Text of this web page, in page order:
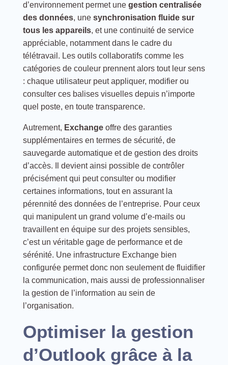
d’environnement permet une gestion centralisée
des données, une synchronisation fluide sur
tous les appareils, et une continuité de service
appréciable, notamment dans le cadre du
télétravail. Les outils collaboratifs comme les
catégories de couleur prennent alors tout leur sens
: chaque utilisateur peut appliquer, modifier ou
consulter ces balises visuelles depuis n’importe
quel poste, en toute transparence.
Autrement, Exchangeoffre des garanties
supplémentaires en termes de sécurité, de
sauvegarde automatique et de gestion des droits
d’accès. Il devient ainsi possible de contrôler
précisément qui peut consulter ou modifier
certaines informations, tout en assurant la
pérennité des données de l’entreprise. Pour ceux
qui manipulent un grand volume d’e-mails ou
travaillent en équipe sur des projets sensibles,
c’est un véritable gage de performance et de
sérénité. Une infrastructure Exchange bien
configurée permet donc non seulement de fluidifier
la communication, mais aussi de professionnaliser
la gestion de l’information au sein de
l’organisation.
Optimiser la gestion
d’Outlook grâce à la